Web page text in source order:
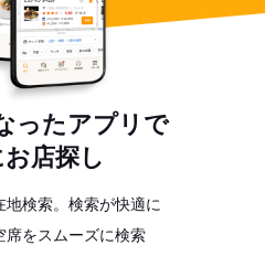
ったアプリで
店探し
地検索。検索が快適に
席をスムーズに検索